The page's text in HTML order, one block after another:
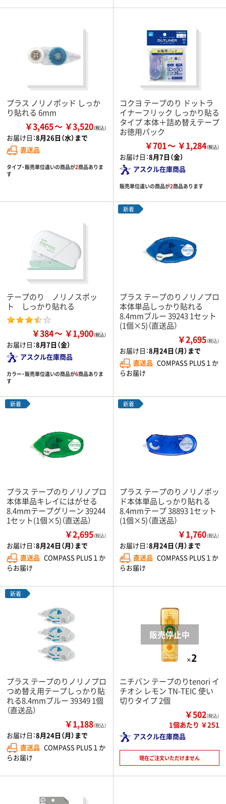
プラス ノリノポッド しっか
り貼れる 6mm
￥3,465 ￥3,520
お届け日：8月26日（水）まで
直送品
タイプ・販売単位違いの商品が2商品ありま
す
コクヨ テープのり ドットラ
イナーフリック しっかり貼る
タイプ 本体＋詰め替えテープ
お徳用パック
￥701 ￥1,284
お届け日：8月7日（金）
アスクル在庫商品
販売単位違いの商品が2商品あります
テープのり ノリノスポッ
ト しっかり貼れる
￥384 ￥1,900
お届け日：8月7日（金）
アスクル在庫商品
カラー・販売単位違いの商品が6商品ありま
す
新着
プラス テープのりノリノプロ
本体単品しっかり貼れる
8.4mmブルー 39243 1セット
(1個×5)（直送品）
￥2,695（税込）
お届け日：8月24日（月）まで
直送品 COMPASS PLUS１か
らお届け
新着
プラス テープのりノリノプロ
本体単品キレイにはがせる
8.4mmテープグリーン 39244
1セット(1個×5)（直送品）
￥2,695（税込）
お届け日：8月24日（月）まで
直送品 COMPASS PLUS１か
らお届け
新着
プラス テープのりノリノポッ
ド本体単品しっかり貼れる
8.4mmテープ 38893 1セット
(1個×5)（直送品）
￥1,760（税込）
お届け日：8月24日（月）まで
直送品 COMPASS PLUS１か
らお届け
新着
プラス テープのりノリノプロ
つめ替え用テープしっかり貼
れる8.4mmブルー 39349 1個
（直送品）
￥1,188（税込）
お届け日：8月24日（月）まで
直送品 COMPASS PLUS１か
らお届け
ニチバン テープのりtenori イ
チオシ レモン TN-TEIC 使い
切りタイプ 2個
￥502（税込）
1個あたり ￥251
アスクル在庫商品
現在ご注文いただけません